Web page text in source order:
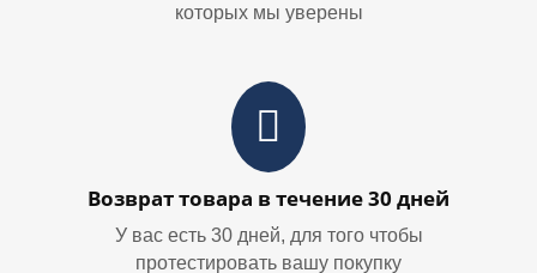
которых мы уверены
Возврат товара в течение 30 дней
У вас есть 30 дней, для того чтобы
протестировать вашу покупку